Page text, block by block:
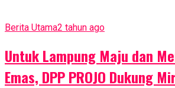
Berita Utama2 tahun ago
Untuk Lampung Maju dan
Emas, DPP PROJO Dukung